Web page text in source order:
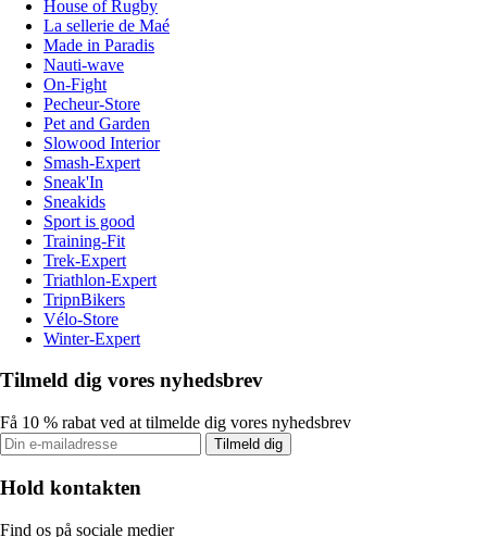
House of Rugby
La sellerie de Maé
Made in Paradis
Nauti-wave
On-Fight
Pecheur-Store
Pet and Garden
Slowood Interior
Smash-Expert
Sneak'In
Sneakids
Sport is good
Training-Fit
Trek-Expert
Triathlon-Expert
TripnBikers
Vélo-Store
Winter-Expert
Tilmeld dig vores nyhedsbrev
Få 10 % rabat ved at tilmelde dig vores nyhedsbrev
Tilmeld dig
Hold kontakten
Find os på sociale medier